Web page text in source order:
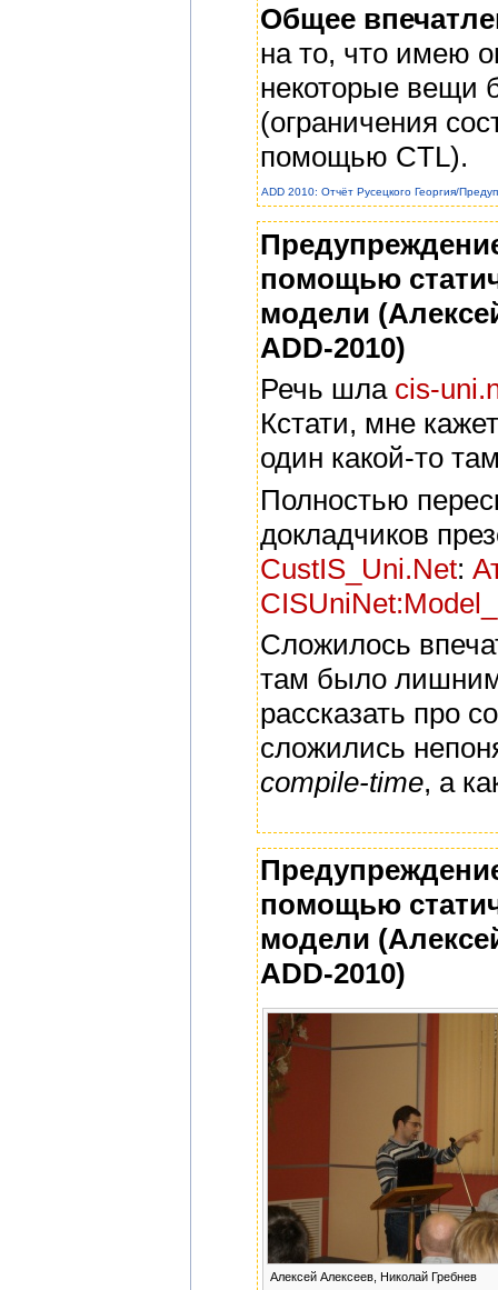
Общее
на то, что имею
некоторые вещи
(ограничения
помощью CTL).
ADD 2010: Отчёт Русецкого Георгия/
помощью
модели
ADD-2010)
Речь шла cis-
Кстати, мне
один какой-то
Полностью
докладчиков
CustIS_Uni.Net:
Сложилось
там было
рассказать про
сложились
compile-time, а
помощью
модели
ADD-2010)
Алексей Алексеев, Николай Гребнев